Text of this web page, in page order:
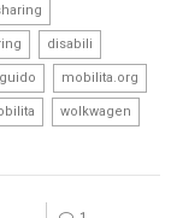
disabili
mobilita.org
wolkwagen